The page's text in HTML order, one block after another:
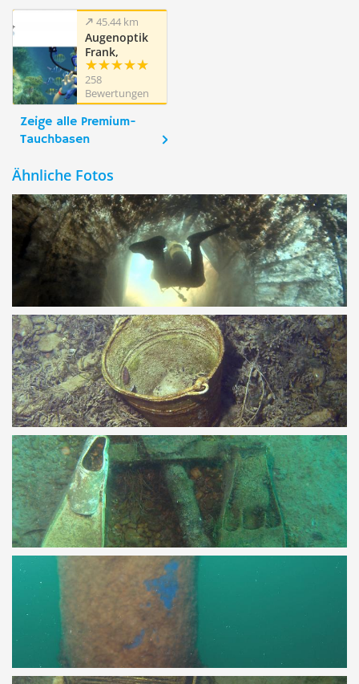
45.44 km
Augenoptik
Frank,
Krumbach
(Schwaben) -
vorm. Optik
Heydenreich,
München
258
Bewertungen
Zeige alle Premium-
Tauchbasen
Ähnliche Fotos